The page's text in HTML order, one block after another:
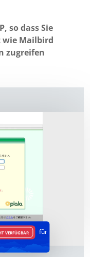
so dass Sie
wie Mailbird
zugreifen
VERFÜGBAR
für